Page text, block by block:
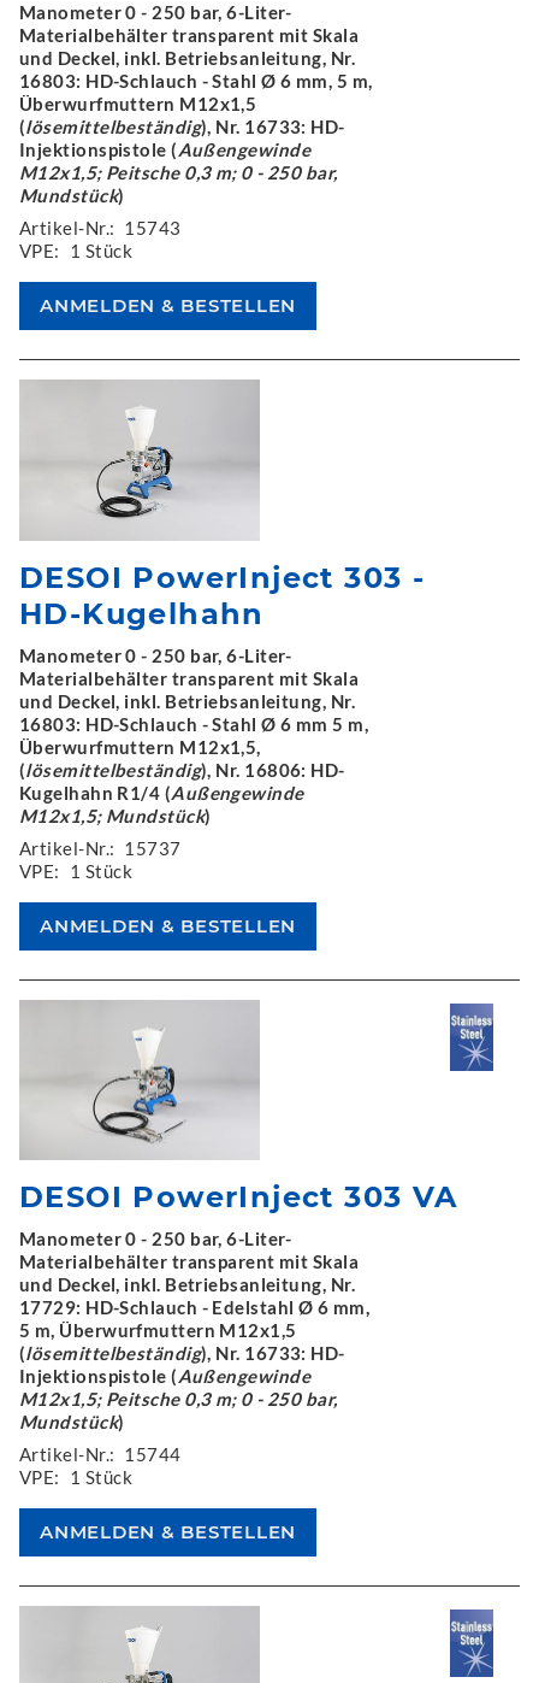
Manometer 0 - 250 bar, 6-Liter-
Materialbehälter transparent mit Skala
und Deckel, inkl. Betriebsanleitung, Nr.
16803: HD-Schlauch - Stahl Ø 6 mm, 5 m,
Überwurfmuttern M12x1,5
(lösemittelbeständig), Nr. 16733: HD-
Injektionspistole (Außengewinde
M12x1,5; Peitsche 0,3 m; 0 - 250 bar,
Mundstück)
Artikel-Nr.: 15743
VPE:
1 Stück
DESOI PowerInject 303 -
HD-Kugelhahn
Manometer 0 - 250 bar, 6-Liter-
Materialbehälter transparent mit Skala
und Deckel, inkl. Betriebsanleitung, Nr.
16803: HD-Schlauch - Stahl Ø 6 mm 5 m,
Überwurfmuttern M12x1,5,
(lösemittelbeständig), Nr. 16806: HD-
Kugelhahn R1/4 (Außengewinde
M12x1,5; Mundstück)
Artikel-Nr.: 15737
VPE:
1 Stück
DESOI PowerInject 303 VA
Manometer 0 - 250 bar, 6-Liter-
Materialbehälter transparent mit Skala
und Deckel, inkl. Betriebsanleitung, Nr.
17729: HD-Schlauch - Edelstahl Ø 6 mm,
5 m, Überwurfmuttern M12x1,5
(lösemittelbeständig), Nr. 16733: HD-
Injektionspistole (Außengewinde
M12x1,5; Peitsche 0,3 m; 0 - 250 bar,
Mundstück)
Artikel-Nr.: 15744
VPE:
1 Stück